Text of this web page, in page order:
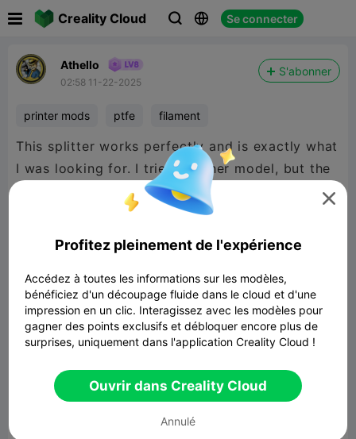
Creality Cloud   Se connecter
Athello
02:58 11-22-2025
S'abonner
printer mods ptfe filament
This splitter works perfectly and is exactly what
I was looking for. I tried another model, but the
filament would get hung-up in the splitter body,
causing feeding issues/jams. Using a spare
piece of filament to test the splitter, I could feel
artifacts in the filament path, and the threading
was not correct. However, this model was the
exact opposite experience. The threading on
this model is perfect and the inside of the
splitter (along the filament path) is super
smooth. I have zero feeding issues; it just
works. Thank you!

Profitez pleinement de l'expérience
Accédez à toutes les informations sur les modèles,
bénéficiez d'un découpage fluide dans le cloud et d'une
impression en un clic. Interagissez avec les modèles pour
gagner des points exclusifs et débloquer encore plus de
surprises, uniquement dans l'application Creality Cloud !
Ouvrir dans Creality Cloud
Annulé